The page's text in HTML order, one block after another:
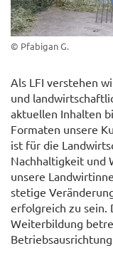
© Pfabigan G.
Als LFI verstehen
und
aktuellen Inhalten
Formaten unsere
ist für die
Nachhaltigkeit und
unsere
stetige
erfolgreich zu sein.
Weiterbildung